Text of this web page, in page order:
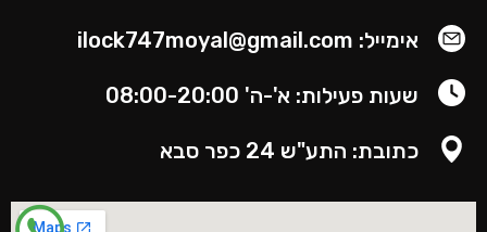
אימייל: ilock747moyal@gmail.com
שעות פעילות: א'-ה' 08:00-20:00
כתובת: התע"ש 24 כפר סבא